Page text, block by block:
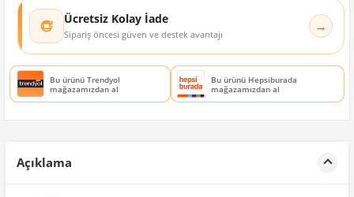
Ücretsiz Kolay İade
Sipariş öncesi güven ve destek avantajı →
Bu ürünü Trendyol
mağazamızdan al
Bu ürünü Hepsiburada
mağazamızdan al
Açıklama